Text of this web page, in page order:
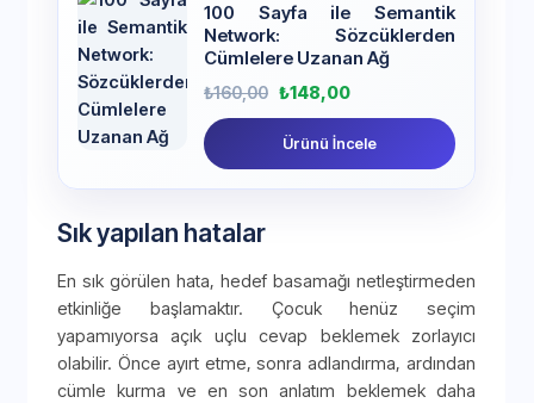
100 Sayfa ile Semantik
Network: Sözcüklerden
Cümlelere Uzanan Ağ
₺160,00 ₺148,00
Ürünü İncele
Sık yapılan hatalar
En sık görülen hata, hedef basamağı netleştirmeden
etkinliğe başlamaktır. Çocuk henüz seçim
yapamıyorsa açık uçlu cevap beklemek zorlayıcı
olabilir. Önce ayırt etme, sonra adlandırma, ardından
cümle kurma ve en son anlatım beklemek daha